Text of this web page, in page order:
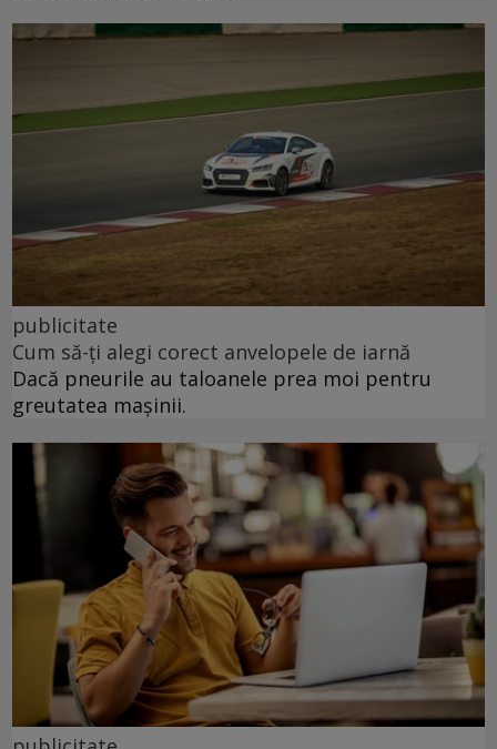
publicitate
Cum să-ți alegi corect anvelopele de iarnă
Dacă pneurile au taloanele prea moi pentru
greutatea mașinii.